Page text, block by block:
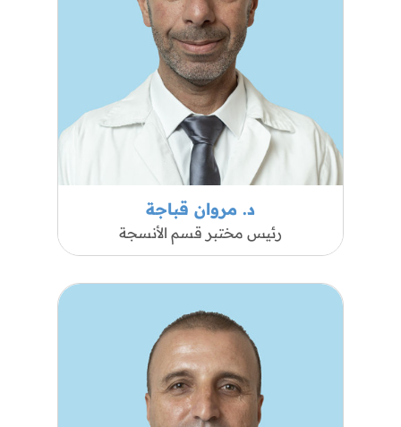
د. مروان قباجة
رئيس مختبر قسم الأنسجة